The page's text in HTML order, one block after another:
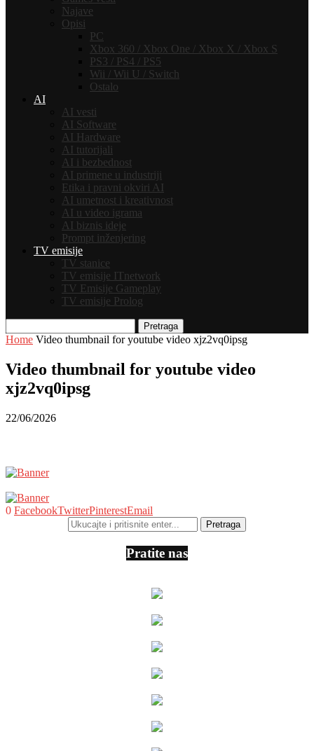
Najave
Opisi
PC
Xbox 360 / Xbox One / Xbox X / Xbox S
PS3 / PS4 / PS5
Wii / Wii U / Switch
Ostalo
AI
AI vesti
AI Software
AI Hardware
AI tutorijali
AI i bezbednost
AI primene u industriji
Etika i pravni okviri AI
AI umetnost i kreativnost
AI u video igrama
AI biznis ideje
Prompt inženjering
TV emisije
TV stanice
TV emisije ITnetwork
TV Emisije Gameplay
TV emisije Prolog
Pretraga
Home Video thumbnail for youtube video xjz2vq0ipsg
Video thumbnail for youtube video
xjz2vq0ipsg
22/06/2026
0 FacebookTwitterPinterestEmail
Pratite nas